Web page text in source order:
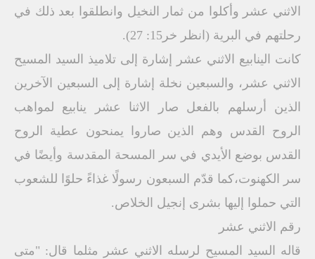
الاثني عشر وأكلوا من ثمار النخيل وانطلقوا بعد ذلك في
رحلتهم في البرية (انظر خر15: 27).
كانت الينابيع الاثني عشر إشارة إلى تلاميذ السيد المسيح
الاثني عشر، والسبعين نخلة إشارة إلى السبعين الآخرين
الذين أرسلهم بالفعل صار الاثنا عشر ينابيع لمواهب
الروح القدس وهم الذين صاروا يمنحون عطية الروح
القدس بوضع الأيدي في سر المسحة المقدسة وأيضًا في
سر الكهنوت،كما قدّم السبعون رسولًا غذاءً حلوًا للشعوب
التي حملوا إليها بشرى إنجيل الخلاص.
رقم الاثني عشر
قاله السيد المسيح لرسله الاثني عشر مثلما قال: "متى